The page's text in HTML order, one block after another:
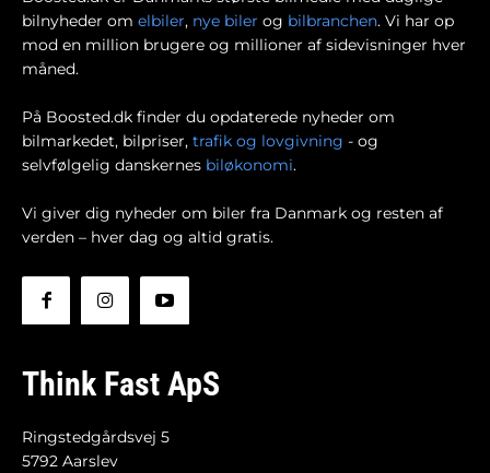
bilnyheder om elbiler, nye biler og bilbranchen. Vi har op
mod en million brugere og millioner af sidevisninger hver
måned.
På Boosted.dk finder du opdaterede nyheder om
bilmarkedet, bilpriser, trafik og lovgivning - og
selvfølgelig danskernes biløkonomi.
Vi giver dig nyheder om biler fra Danmark og resten af
verden – hver dag og altid gratis.
Think Fast ApS
Ringstedgårdsvej 5
5792 Aarslev